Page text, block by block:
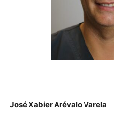
José Xabier Arévalo Varela